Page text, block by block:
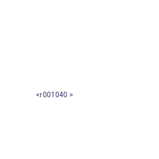
<r001040 >